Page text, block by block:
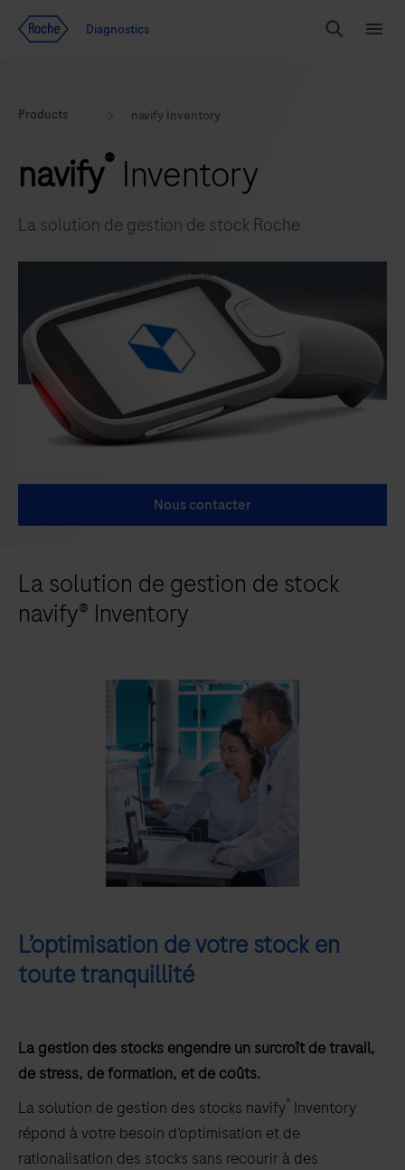
Diagnostics
Chercher
Products navify Inventory
navify® Inventory
La solution de gestion de stock Roche
Nous contacter
La solution de gestion de stock
navify® Inventory
L’optimisation de votre stock en
toute tranquillité
La gestion des stocks engendre un surcroît de travail,
de stress, de formation, et de coûts.
La solution de gestion des stocks navify® Inventory
répond à votre besoin d’optimisation et de
rationalisation des stocks sans recourir à des